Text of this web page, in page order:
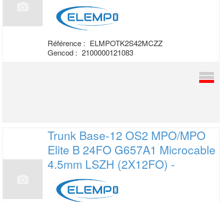
Référence : ELMPOTK2S42MCZZ
Gencod : 2100000121083
Trunk Base-12 OS2 MPO/MPO
Elite B 24FO G657A1 Microcable
4.5mm LSZH (2X12FO) -